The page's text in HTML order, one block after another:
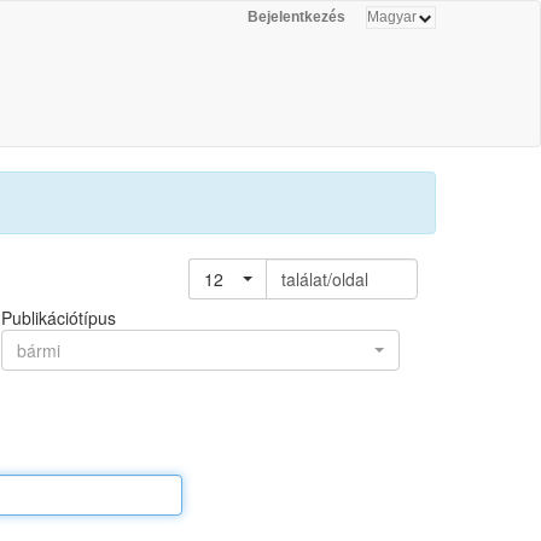
Bejelentkezés
12
találat/oldal
Publikációtípus
bármi